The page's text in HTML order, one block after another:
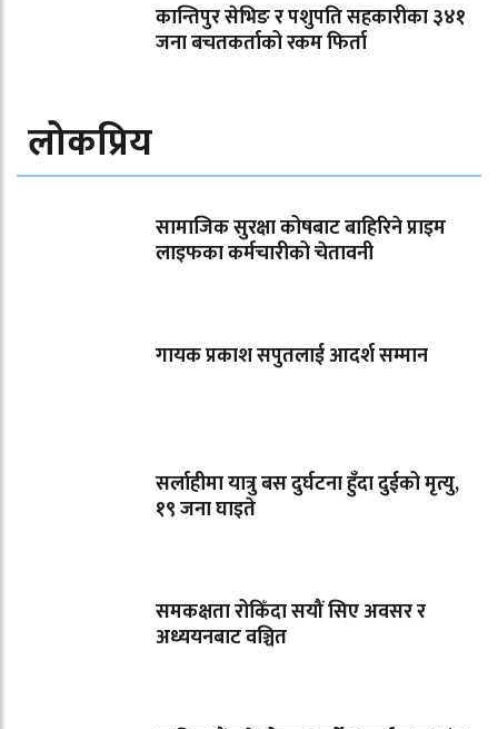
कान्तिपुर सेभिङ र पशुपति सहकारीका ३४१
जना बचतकर्ताको रकम फिर्ता
लोकप्रिय
सामाजिक सुरक्षा कोषबाट बाहिरिने प्राइम
लाइफका कर्मचारीको चेतावनी
गायक प्रकाश सपुतलाई आदर्श सम्मान
सर्लाहीमा यात्रु बस दुर्घटना हुँदा दुईको मृत्यु,
१९ जना घाइते
समकक्षता रोकिँदा सयौं सिए अवसर र
अध्ययनबाट वञ्चित